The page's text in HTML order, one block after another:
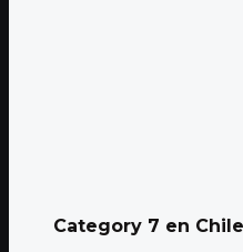
Category 7 en